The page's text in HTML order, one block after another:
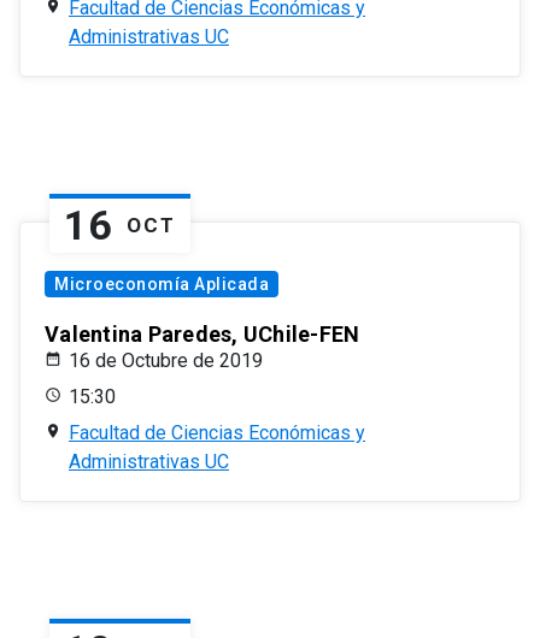
Facultad de Ciencias Económicas y
Administrativas UC
16 OCT
Microeconomía Aplicada
Valentina Paredes, UChile-FEN
16 de Octubre de 2019
15:30
Facultad de Ciencias Económicas y
Administrativas UC